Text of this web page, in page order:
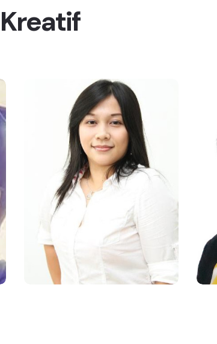
Kreatif